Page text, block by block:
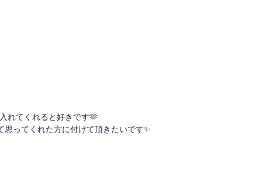
れてくれると好きです🫶
ってくれた方に付けて頂きたいです✨️